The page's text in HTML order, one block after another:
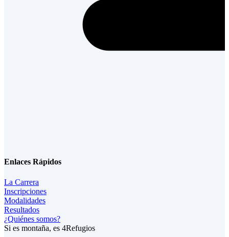
Enlaces Rápidos
La Carrera
Inscripciones
Modalidades
Resultados
¿Quiénes somos?
Si es montaña, es 4Refugios